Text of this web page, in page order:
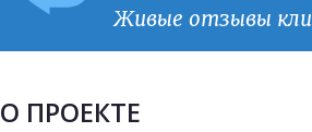
Живые отзывы
О ПРОЕКТЕ